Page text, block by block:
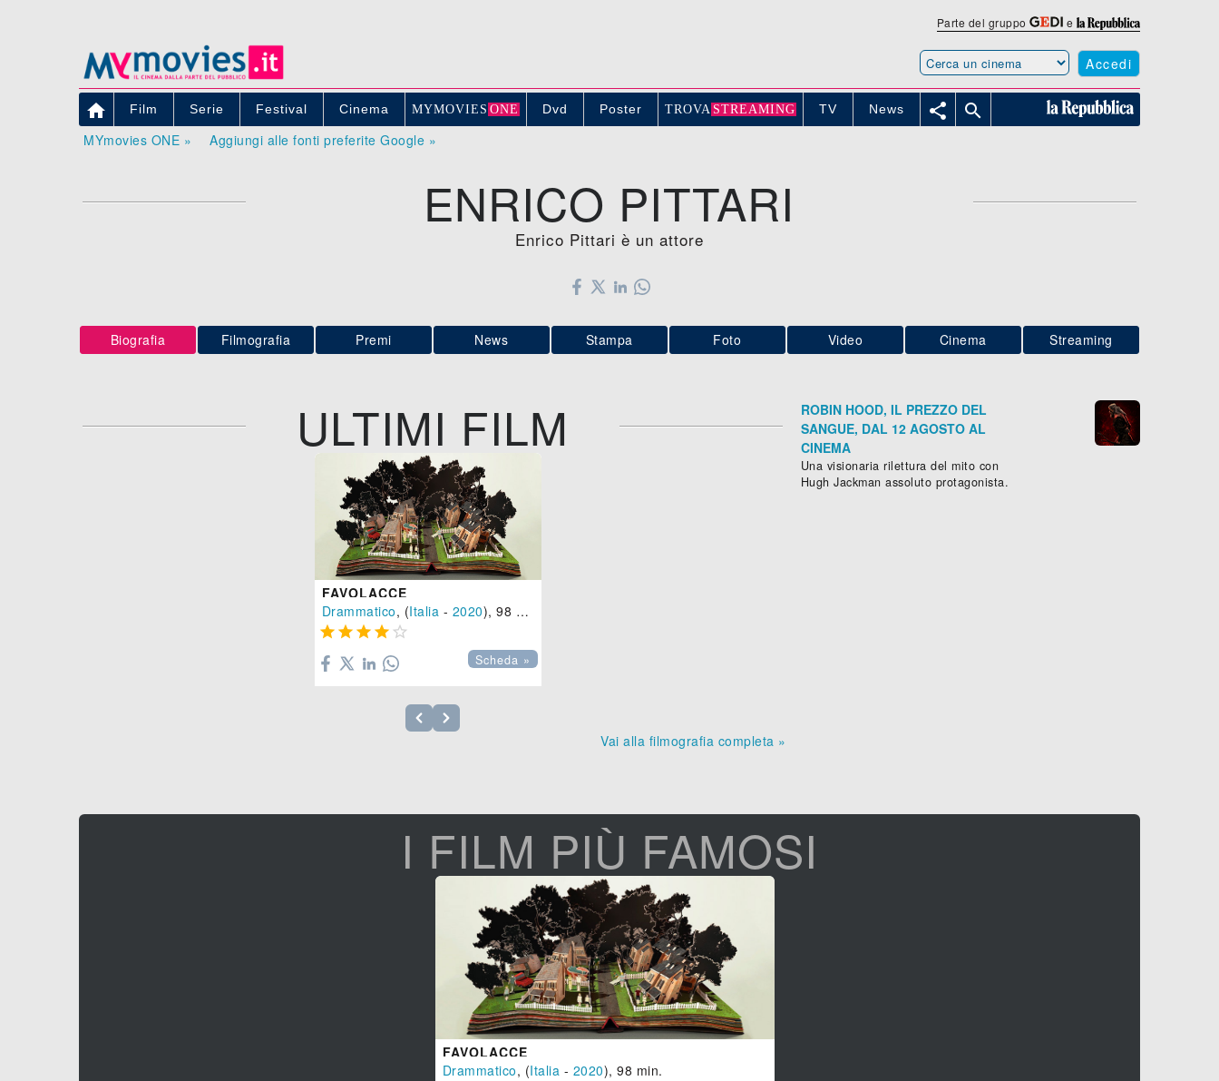
Parte del gruppo e
Accedi
 Film Serie Festival Cinema MYMOVIE S ONE Dvd Poster TROVA STREAMING TV News  
MYmovies ONE » Aggiungi alle fonti preferite Google »
ENRICO PITTARI
Enrico Pittari è un attore
Biografia Filmografia Premi News Stampa Foto Video Cinema Streaming
ULTIMI FILM
FAVOLACCE
Drammatico, (Italia - 2020), 98 min.
    
Scheda »
Vai alla filmografia completa »
ROBIN HOOD, IL PREZZO DEL
SANGUE, DAL 12 AGOSTO AL
CINEMA
Una visionaria rilettura del mito con
Hugh Jackman assoluto protagonista.
I FILM PIÙ FAMOSI
FAVOLACCE
Drammatico, (Italia - 2020), 98 min.